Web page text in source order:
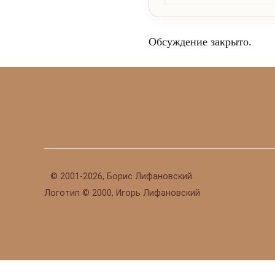
Обсуждение закрыто.
© 2001-2026, Борис Лифановский.
Логотип © 2000, Игорь Лифановский